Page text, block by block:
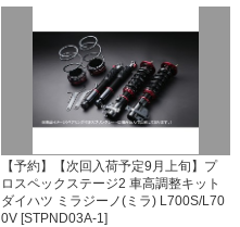
【予約】【次回入荷予定9月上旬】プ
ロスペックステージ2 車高調整キット
ダイハツ ミラジーノ(ミラ) L700S/L70
0V [STPND03A-1]